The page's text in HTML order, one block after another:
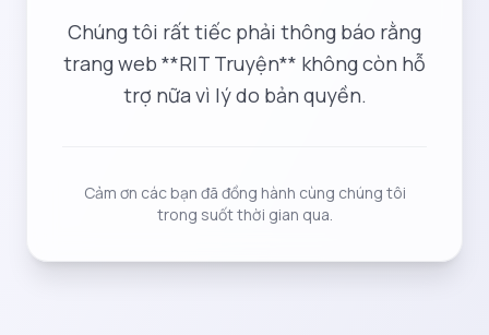
Chúng tôi rất tiếc phải thông báo rằng
trang web **RIT Truyện** không còn hỗ
trợ nữa vì lý do bản quyền.
Cảm ơn các bạn đã đồng hành cùng chúng tôi
trong suốt thời gian qua.